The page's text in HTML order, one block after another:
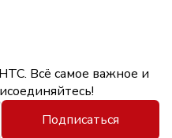
Всё самое важное и
Подписаться